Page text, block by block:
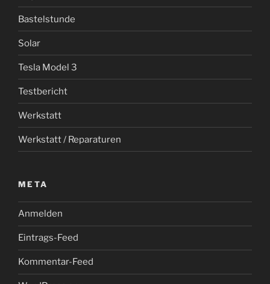
Bastelstunde
Solar
Tesla Model 3
Testbericht
Werkstatt
Werkstatt / Reparaturen
META
Anmelden
Eintrags-Feed
Kommentar-Feed